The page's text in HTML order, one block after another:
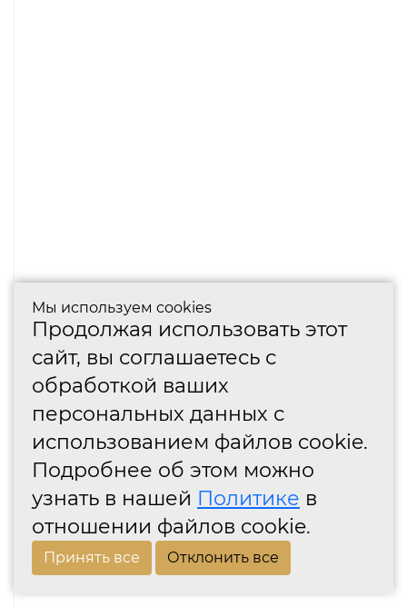
Мы используем cookies
Продолжая использовать этот
сайт, вы соглашаетесь с
обработкой ваших
персональных данных с
использованием файлов cookie.
Подробнее об этом можно
узнать в нашей Политике в
отношении файлов cookie.
Принять все Отклонить все